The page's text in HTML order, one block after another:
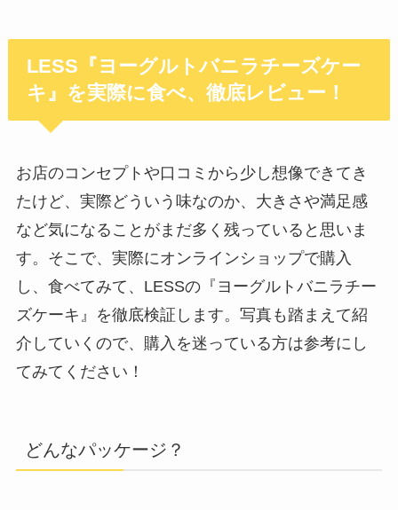
LESS『ヨーグルトバニラチーズケー
キ』を実際に食べ、徹底レビュー！
お店のコンセプトや口コミから少し想像できてき
たけど、実際どういう味なのか、大きさや満足感
など気になることがまだ多く残っていると思いま
す。そこで、実際にオンラインショップで購入
し、食べてみて、LESSの『ヨーグルトバニラチー
ズケーキ』を徹底検証します。写真も踏まえて紹
介していくので、購入を迷っている方は参考にし
てみてください！
どんなパッケージ？